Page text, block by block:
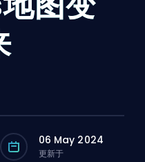
06 May 2024
更新于